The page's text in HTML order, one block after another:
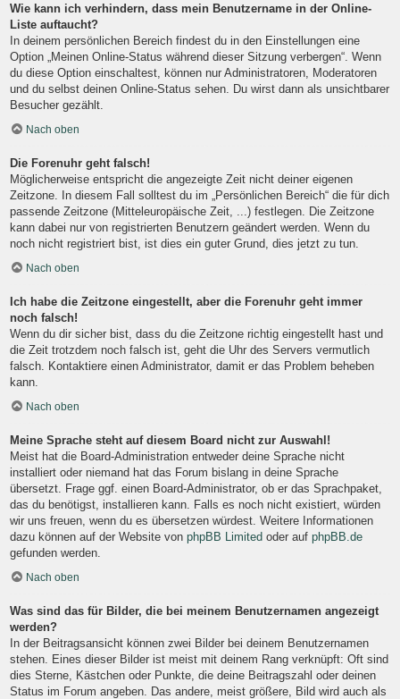
Wie kann ich verhindern, dass mein Benutzername in der Online-
Liste auftaucht?
In deinem persönlichen Bereich findest du in den Einstellungen eine
Option „Meinen Online-Status während dieser Sitzung verbergen“. Wenn
du diese Option einschaltest, können nur Administratoren, Moderatoren
und du selbst deinen Online-Status sehen. Du wirst dann als unsichtbarer
Besucher gezählt.
Nach oben
Die Forenuhr geht falsch!
Möglicherweise entspricht die angezeigte Zeit nicht deiner eigenen
Zeitzone. In diesem Fall solltest du im „Persönlichen Bereich“ die für dich
passende Zeitzone (Mitteleuropäische Zeit, ...) festlegen. Die Zeitzone
kann dabei nur von registrierten Benutzern geändert werden. Wenn du
noch nicht registriert bist, ist dies ein guter Grund, dies jetzt zu tun.
Nach oben
Ich habe die Zeitzone eingestellt, aber die Forenuhr geht immer
noch falsch!
Wenn du dir sicher bist, dass du die Zeitzone richtig eingestellt hast und
die Zeit trotzdem noch falsch ist, geht die Uhr des Servers vermutlich
falsch. Kontaktiere einen Administrator, damit er das Problem beheben
kann.
Nach oben
Meine Sprache steht auf diesem Board nicht zur Auswahl!
Meist hat die Board-Administration entweder deine Sprache nicht
installiert oder niemand hat das Forum bislang in deine Sprache
übersetzt. Frage ggf. einen Board-Administrator, ob er das Sprachpaket,
das du benötigst, installieren kann. Falls es noch nicht existiert, würden
wir uns freuen, wenn du es übersetzen würdest. Weitere Informationen
dazu können auf der Website von phpBB Limited oder auf phpBB.de
gefunden werden.
Nach oben
Was sind das für Bilder, die bei meinem Benutzernamen angezeigt
werden?
In der Beitragsansicht können zwei Bilder bei deinem Benutzernamen
stehen. Eines dieser Bilder ist meist mit deinem Rang verknüpft: Oft sind
dies Sterne, Kästchen oder Punkte, die deine Beitragszahl oder deinen
Status im Forum angeben. Das andere, meist größere, Bild wird auch als